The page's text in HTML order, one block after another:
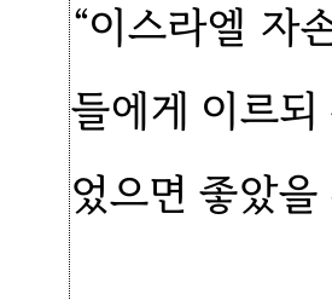
“이스라엘 자
들에게 이르
었으면 좋았을